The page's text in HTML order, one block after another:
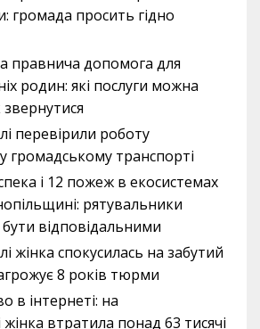
громада просить гідно
правнича допомога для
родин: які послуги можна
перевірили роботу
громадському транспорті
і 12 пожеж в екосистемах
рятувальники
відповідальними
жінка спокусилась на забутий
8 років тюрми
в інтернеті: на
втратила понад 63 тисячі